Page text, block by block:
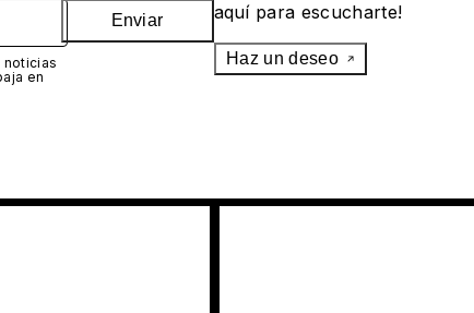
noticias
en
Enviar
aquí para escucharte!
Haz un deseo